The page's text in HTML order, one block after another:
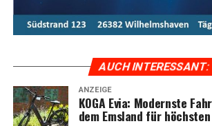
AUCH INTER­ES­SANT:
ANZEIGE
KOGA Evia: Moderns­te
dem Ems­land für